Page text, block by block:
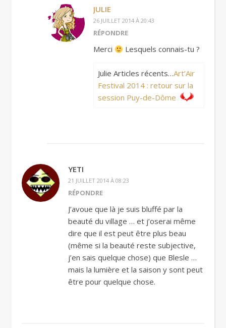
JULIE
26 JUILLET 2014 À 20:43
RÉPONDRE
Merci Lesquels connais-tu ?
Julie Articles récents…Art’Air
Festival 2014 : retour sur la
session Puy-de-Dôme
YETI
21 JUILLET 2014 À 08:23
RÉPONDRE
J’avoue que là je suis bluffé par la
beauté du village … et j’oserai même
dire que il est peut être plus beau
(même si la beauté reste subjective,
j’en sais quelque chose) que Blesle …
mais la lumière et la saison y sont peut
être pour quelque chose.